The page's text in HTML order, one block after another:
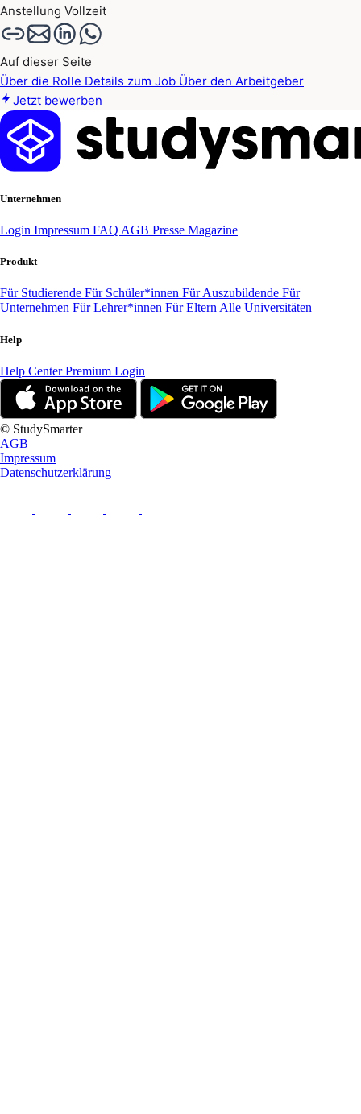
Anstellung Vollzeit
Auf dieser Seite
Über die Rolle Details zum Job Über den Arbeitgeber
Jetzt bewerben
Unternehmen
Login Impressum FAQ AGB Presse Magazine
Produkt
Für Studierende Für Schüler*innen Für Auszubildende Für
Unternehmen Für Lehrer*innen Für Eltern Alle Universitäten
Help
Help CenterPremium Login
© StudySmarter
AGB
Impressum
Datenschutzerklärung